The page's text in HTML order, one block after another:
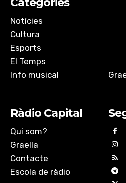
Notícies
Cultura
Esports
El Temps
Info musical
Ràdio Capital
Qui som?
Graella
Contacte
Escola de ràdio